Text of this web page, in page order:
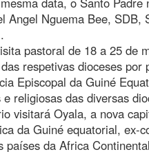
Angel Nguema Bee, SDB,
pastoral de 18 a 25 de
respetivas dioceses
Episcopal da Guiné
e religiosas das diversas
visitará Oyala, a nova
da Guiné equatorial, ex-
países da Africa